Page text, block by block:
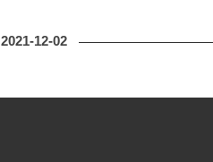
2021-12-02